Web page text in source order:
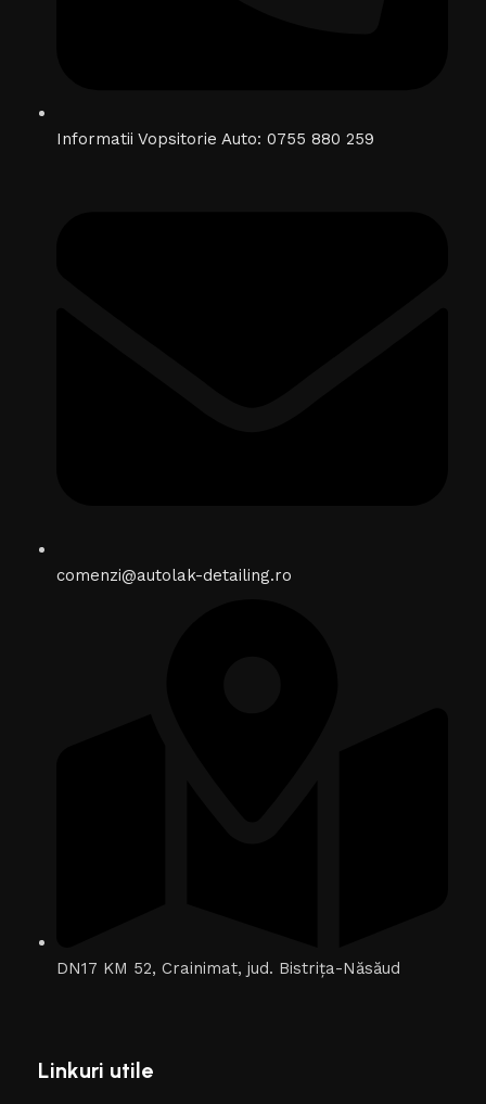
Informatii Vopsitorie Auto: 0755 880 259
comenzi@autolak-detailing.ro
DN17 KM 52, Crainimat, jud. Bistrița-Năsăud
Linkuri utile